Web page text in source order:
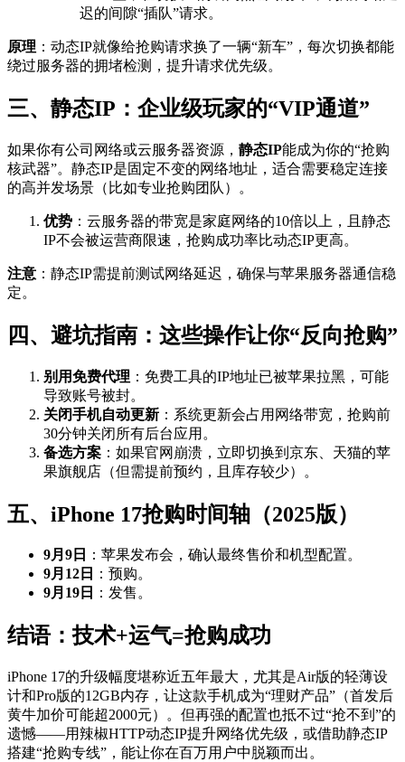
迟的间隙“插队”请求。
原理 ：动态IP就像给抢购请求换了一辆“新车”，每次切换都能
绕过服务器的拥堵检测，提升请求优先级。
三、静态IP：企业级玩家的“VIP通道”
如果你有公司网络或云服务器资源， 静态IP能成为你的“抢购
核武器”。静态IP是固定不变的网络地址，适合需要稳定连接
的高并发场景（比如专业抢购团队）。
优势 ：云服务器的带宽是家庭网络的10倍以上，且静态
IP不会被运营商限速，抢购成功率比动态IP更高。
注意 ：静态IP需提前测试网络延迟，确保与苹果服务器通信稳
定。
四、避坑指南：这些操作让你“反向抢购”
别用免费代理 ：免费工具的IP地址已被苹果拉黑，可能
导致账号被封。
关闭手机自动更新 ：系统更新会占用网络带宽，抢购前
30分钟关闭所有后台应用。
备选方案 ：如果官网崩溃，立即切换到京东、天猫的苹
果旗舰店（但需提前预约，且库存较少）。
五、iPhone 17抢购时间轴（2025版）
9月9日
：苹果发布会，确认最终售价和机型配置。
9月12日
：预购。
9月19日
：发售。
结语：技术+运气=抢购成功
iPhone 17的升级幅度堪称近五年最大，尤其是Air版的轻薄设
计和Pro版的12GB内存，让这款手机成为“理财产品”（首发后
黄牛加价可能超2000元）。但再强的配置也抵不过“抢不到”的
遗憾——用辣椒HTTP动态IP提升网络优先级，或借助静态IP
搭建“抢购专线”，能让你在百万用户中脱颖而出。